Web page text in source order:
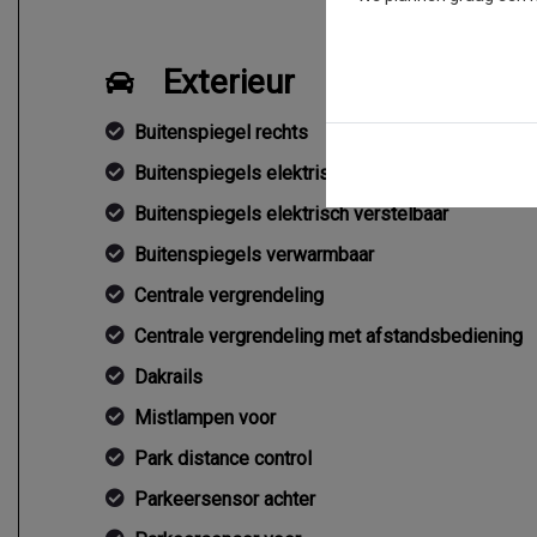
Exterieur
Buitenspiegel rechts
Buitenspiegels elektrisch verstel- en
Buitenspiegels elektrisch verstelbaar
Buitenspiegels verwarmbaar
Centrale vergrendeling
Centrale vergrendeling met afstandsbediening
Dakrails
Mistlampen voor
Park distance control
Parkeersensor achter